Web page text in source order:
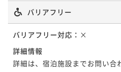
バリアフリー
バリアフリー対応： ×
詳細情報
詳細は、宿泊施設までお問い合